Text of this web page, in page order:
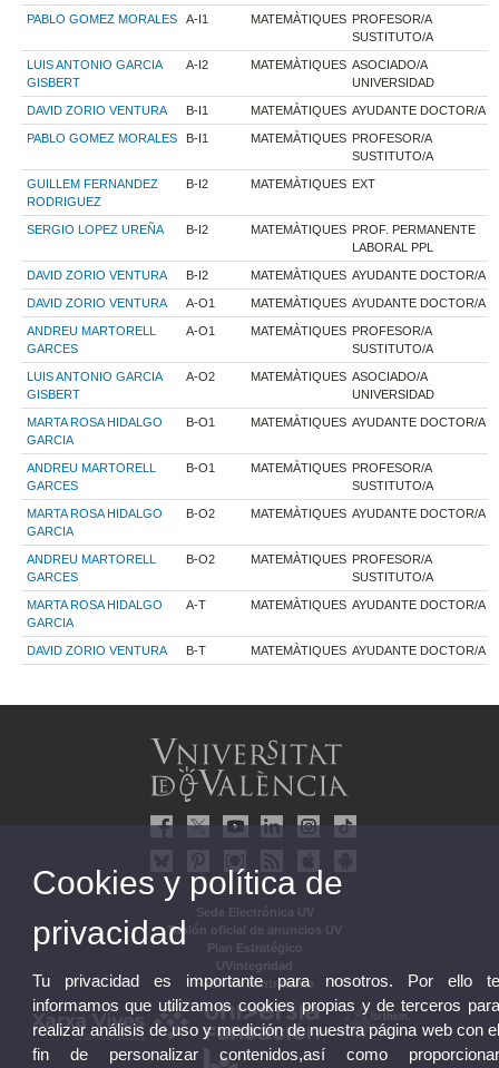
PABLO GOMEZ MORALES A-I1 MATEMÀTIQUES PROFESOR/A
SUSTITUTO/A
LUIS ANTONIO GARCIA
GISBERT
A-I2 MATEMÀTIQUES ASOCIADO/A
UNIVERSIDAD
DAVID ZORIO VENTURA B-I1 MATEMÀTIQUES AYUDANTE DOCTOR/A
PABLO GOMEZ MORALES B-I1 MATEMÀTIQUES PROFESOR/A
SUSTITUTO/A
GUILLEM FERNANDEZ
RODRIGUEZ
B-I2 MATEMÀTIQUES EXT
SERGIO LOPEZ UREÑA B-I2 MATEMÀTIQUES PROF. PERMANENTE
LABORAL PPL
DAVID ZORIO VENTURA B-I2 MATEMÀTIQUES AYUDANTE DOCTOR/A
DAVID ZORIO VENTURA A-O1 MATEMÀTIQUES AYUDANTE DOCTOR/A
ANDREU MARTORELL
GARCES
A-O1 MATEMÀTIQUES PROFESOR/A
SUSTITUTO/A
LUIS ANTONIO GARCIA
GISBERT
A-O2 MATEMÀTIQUES ASOCIADO/A
UNIVERSIDAD
MARTA ROSA HIDALGO
GARCIA
B-O1 MATEMÀTIQUES AYUDANTE DOCTOR/A
ANDREU MARTORELL
GARCES
B-O1 MATEMÀTIQUES PROFESOR/A
SUSTITUTO/A
MARTA ROSA HIDALGO
GARCIA
B-O2 MATEMÀTIQUES AYUDANTE DOCTOR/A
ANDREU MARTORELL
GARCES
B-O2 MATEMÀTIQUES PROFESOR/A
SUSTITUTO/A
MARTA ROSA HIDALGO
GARCIA
A-T MATEMÀTIQUES AYUDANTE DOCTOR/A
DAVID ZORIO VENTURA B-T MATEMÀTIQUES AYUDANTE DOCTOR/A
Sede Electrónica UV
Tablón oficial de anuncios UV
Plan Estratégico
UVintegridad
Perfil de contratante
Cookies y política de
privacidad
Tu privacidad es importante para nosotros. Por ello
informamos que utilizamos cookies propias y de terceros
realizar análisis de uso y medición de nuestra página web con
fin de personalizar contenidos,así como